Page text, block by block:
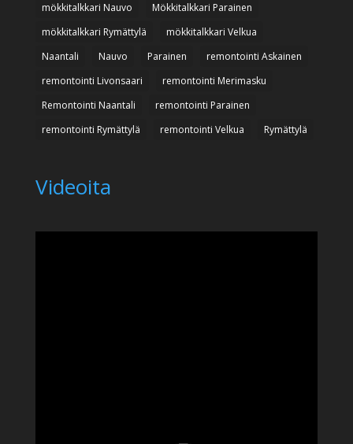
mökkitalkkari Nauvo
Mökkitalkkari Parainen
mökkitalkkari Rymättylä
mökkitalkkari Velkua
Naantali
Nauvo Parainen
remontointi Askainen
remontointi Livonsaari
remontointi Merimasku
Remontointi Naantali
remontointi Parainen
remontointi Rymättylä
remontointi Velkua Rymättylä
Videoita